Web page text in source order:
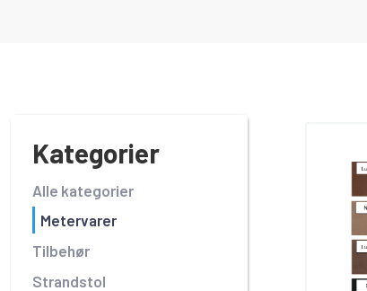
Kategorier
Alle kategorier
Metervarer
Tilbehør
Strandstol